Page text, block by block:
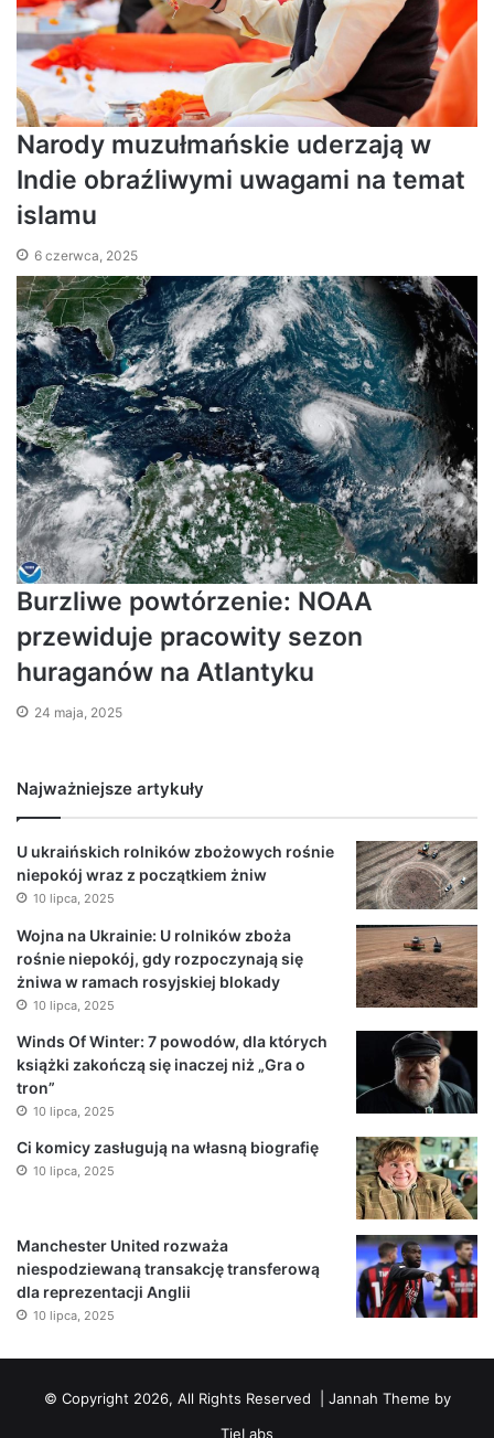
Narody muzułmańskie uderzają w
Indie obraźliwymi uwagami na temat
islamu
6 czerwca, 2025
Burzliwe powtórzenie: NOAA
przewiduje pracowity sezon
huraganów na Atlantyku
24 maja, 2025
Najważniejsze artykuły
U ukraińskich rolników zbożowych rośnie
niepokój wraz z początkiem żniw
10 lipca, 2025
Wojna na Ukrainie: U rolników zboża
rośnie niepokój, gdy rozpoczynają się
żniwa w ramach rosyjskiej blokady
10 lipca, 2025
Winds Of Winter: 7 powodów, dla których
książki zakończą się inaczej niż „Gra o
tron”
10 lipca, 2025
Ci komicy zasługują na własną biografię
10 lipca, 2025
Manchester United rozważa
niespodziewaną transakcję transferową
dla reprezentacji Anglii
10 lipca, 2025
© Copyright 2026, All Rights Reserved | Jannah Theme by
TieLabs